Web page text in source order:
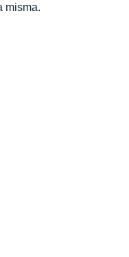
misma.